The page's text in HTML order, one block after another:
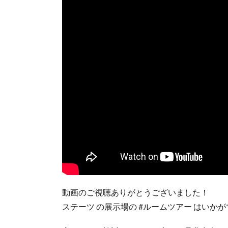
動画のご視聴ありがとうございました！
ステーツ の展示場の #ルームツアー はいか